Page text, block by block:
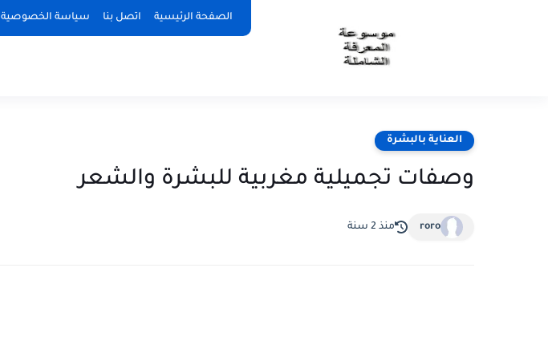
الصفحة الرئيسية اتصل بنا سياسة الخصوصية
العناية بالبشرة
وصفات تجميلية مغربية للبشرة والشعر
roro منذ 2 سنة